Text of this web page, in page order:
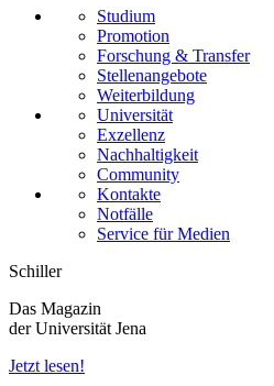
Studium
Promotion
Forschung & Transfer
Stellenangebote
Weiterbildung
Universität
Exzellenz
Nachhaltigkeit
Community
Kontakte
Notfälle
Service für Medien
Schiller
Das Magazin
der Universität Jena
Jetzt lesen!